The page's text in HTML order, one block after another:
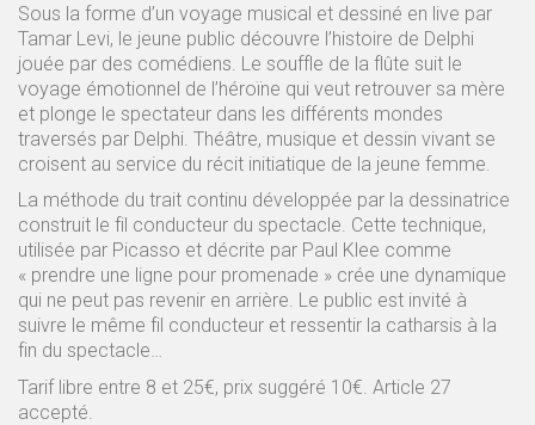
Sous la forme d’un voyage musical et dessiné en live par
Tamar Levi, le jeune public découvre l’histoire de Delphi
jouée par des comédiens. Le souffle de la flûte suit le
voyage émotionnel de l’héroïne qui veut retrouver sa mère
et plonge le spectateur dans les différents mondes
traversés par Delphi. Théâtre, musique et dessin vivant se
croisent au service du récit initiatique de la jeune femme.
La méthode du trait continu développée par la dessinatrice
construit le fil conducteur du spectacle. Cette technique,
utilisée par Picasso et décrite par Paul Klee comme
« prendre une ligne pour promenade » crée une dynamique
qui ne peut pas revenir en arrière. Le public est invité à
suivre le même fil conducteur et ressentir la catharsis à la
fin du spectacle…
Tarif libre entre 8 et 25€, prix suggéré 10€. Article 27
accepté.